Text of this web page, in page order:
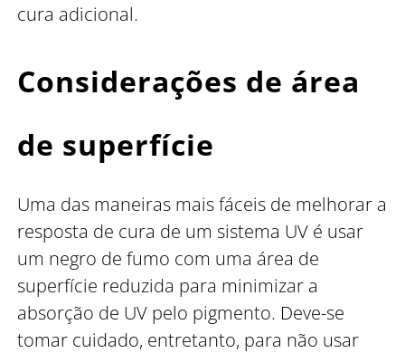
cura adicional.
Considerações de área
de superfície
Uma das maneiras mais fáceis de melhorar a
resposta de cura de um sistema UV é usar
um negro de fumo com uma área de
superfície reduzida para minimizar a
absorção de UV pelo pigmento. Deve-se
tomar cuidado, entretanto, para não usar